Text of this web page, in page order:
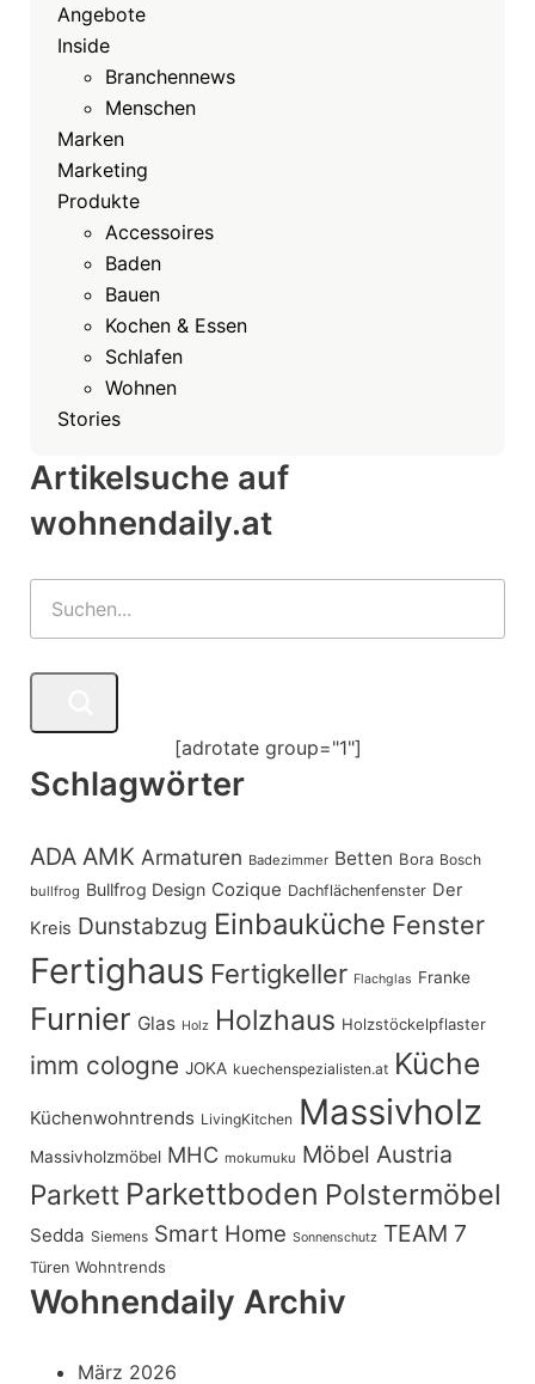
Angebote
Inside
Branchennews
Menschen
Marken
Marketing
Produkte
Accessoires
Baden
Bauen
Kochen & Essen
Schlafen
Wohnen
Stories
Artikelsuche auf
wohnendaily.at
[adrotate group="1"]
Schlagwörter
ADA AMK Armaturen Badezimmer Betten Bora Bosch
bullfrog Bullfrog Design Cozique Dachflächenfenster Der
Kreis Dunstabzug Einbauküche Fenster
Fertighaus Fertigkeller Flachglas Franke
Furnier Glas Holz Holzhaus Holzstöckelpflaster
imm cologne JOKA kuechenspezialisten.at Küche
Küchenwohntrends LivingKitchen Massivholz
Massivholzmöbel MHC mokumuku Möbel Austria
Parkett Parkettboden Polstermöbel
Sedda Siemens Smart Home Sonnenschutz TEAM 7
Türen Wohntrends
Wohnendaily Archiv
März 2026